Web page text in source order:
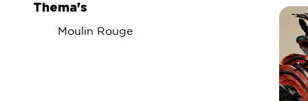
Thema's
Moulin Rouge